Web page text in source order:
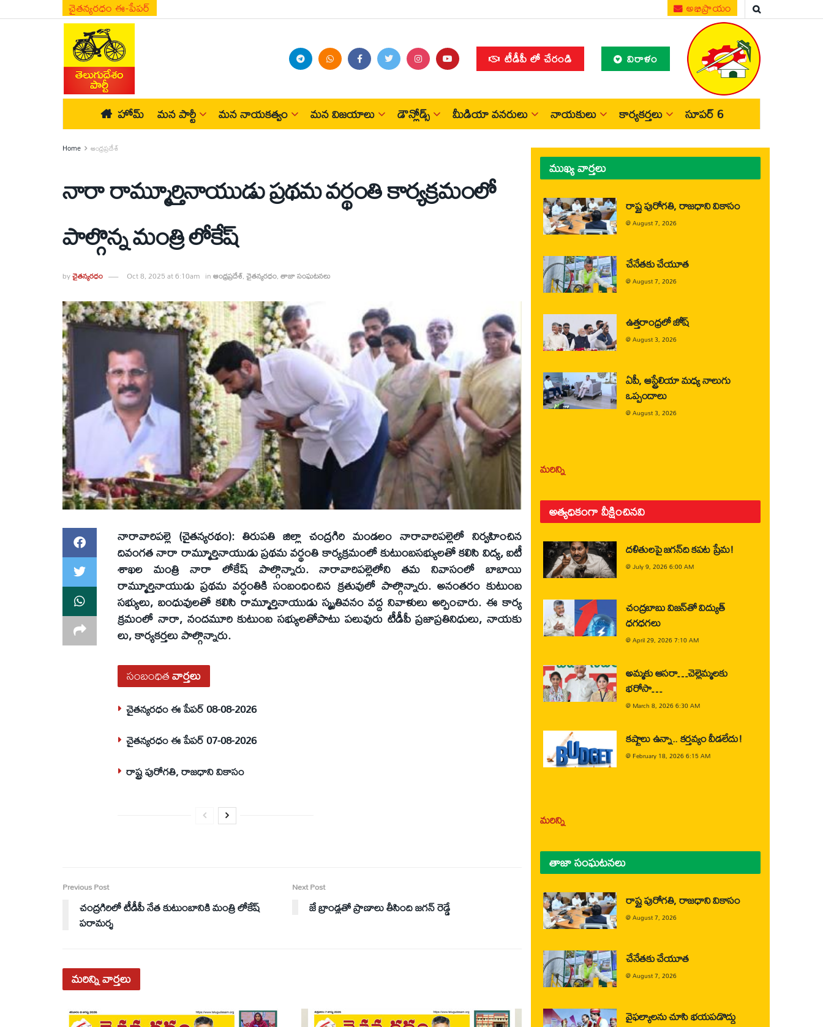
చైతన్యరధం ఈ-పేపర్ అభిప్రాయం
టీడీపీ లో చేరండి విరాళం
హోమ్ మన పార్టీ మన నాయకత్వం మన విజయాలు డౌన్లోడ్స్ మీడియా వనరులు నాయకులు కార్యకర్తలు సూపర్ 6
Home ఆంధ్రప్రదేశ్
నారా రామ్మూర్తినాయుడు ప్రథమ వర్థంతి కార్యక్రమంలో
పాల్గొన్న మంత్రి లోకేష్
byచైతన్యరధం Oct 8, 2025 at 6:10am inఆంధ్రప్రదేశ్,చైతన్యరధం,తాజా సంఘటనలు
నారావారిపల్లె (చైతన్యరథం): తిరుపతి జిల్లా చంద్రగిరి మండలం నారావారిపల్లెలో నిర్వహించిన
దివంగత నారా రామ్మూర్తినాయుడు ప్రథమ వర్థంతి కార్యక్రమంలో కుటుంబసభ్యులతో కలిసి విద్య, ఐటీ
శాఖల మంత్రి నారా లోకేష్ పాల్గొన్నారు. నారావారిపల్లెలోని తమ నివాసంలో బాబాయి
రామ్మూర్తినాయుడు ప్రథమ వర్ధంతికి సంబంధించిన క్రతువులో పాల్గొన్నారు. అనంతరం కుటుంబ
సభ్యులు, బంధువులతో కలిసి రామ్మూర్తినాయుడు స్మృతివనం వద్ద నివాళులు అర్పించారు. ఈ కార్య
క్రమంలో నారా, నందమూరి కుటుంబ సభ్యులతోపాటు పలువురు టీడీపీ ప్రజాప్రతినిధులు, నాయకు
లు, కార్యకర్తలు పాల్గొన్నారు.
సంబంధితవార్తలు
చైతన్యరధం ఈ పేపర్ 08-08-2026
చైతన్యరధం ఈ పేపర్ 07-08-2026
రాష్ట్ర పురోగతి, రాజధాని వికాసం
Previous Post
చంద్రగిరిలో టీడీపీ నేత కుటుంబానికి మంత్రి లోకేష్
పరామర్శ
Next Post
జే బ్రాండ్లతో ప్రాణాలు తీసింది జగన్ రెడ్డే
మరిన్నివార్తలు
ముఖ్య వార్తలు
రాష్ట్ర పురోగతి, రాజధాని వికాసం
@August 7, 2026
చేనేతకు చేయూత
@August 7, 2026
ఉత్తరాంధ్రలో జోష్
@August 3, 2026
ఏపీ, ఆస్ట్రేలియా మధ్య నాలుగు
ఒప్పందాలు
@August 3, 2026
మరిన్ని
అత్యధికంగా వీక్షించినవి
దళితులపై జగన్‌ది కపట ప్రేమ!
@July 9, 2026 6:00 AM
చంద్రబాబు విజన్‌తో విద్యుత్
ధగధగలు
@April 29, 2026 7:10 AM
అమ్మకు ఆసరా…చెల్లెమ్మలకు
భరోసా…
@ March 8, 2026 6:30 AM
కష్టాలు ఉన్నా.. కర్తవ్యం వీడలేదు!
@February 18, 2026 6:15 AM
మరిన్ని
తాజా సంఘటనలు
రాష్ట్ర పురోగతి, రాజధాని వికాసం
@August 7, 2026
చేనేతకు చేయూత
@August 7, 2026
వైఫల్యాలను చూసి భయపడొద్దు